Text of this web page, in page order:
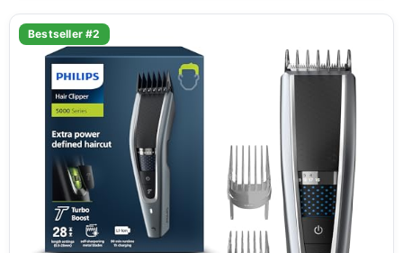
Bestseller #2